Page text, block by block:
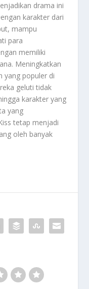
drama ini
karakter dari
mampu
para
memiliki
Meningkatkan
yang populer di
geluti tidak
karakter yang
yang
tetap menjadi
oleh banyak